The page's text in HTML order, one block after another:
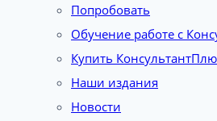
Попробовать
Обучение работе с
Купить
Наши издания
Новости